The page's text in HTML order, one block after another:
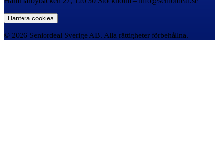
Hantera cookies
© 2026 Seniordeal Sverige AB. Alla rättigheter förbehållna.